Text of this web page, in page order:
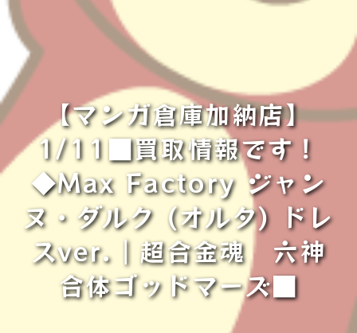
【マンガ倉庫加納店】
1/11■買取情報です！
◆Max Factory ジャン
ヌ・ダルク (オルタ) ドレ
スver.｜超合金魂 六神
合体ゴッドマーズ■